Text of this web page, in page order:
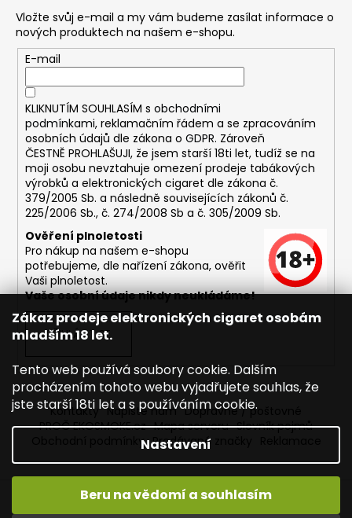
Zákaz prodeje elektronických cigaret osobám
mladším 18 let.
Tento web používá soubory cookie. Dalším
procházením tohoto webu vyjadřujete souhlas, že
jste starší 18ti let a s používáním cookie.
Nastavení
Beru na vědomí a souhlasím
169
Kč
Původně:
195
Kč
Vložte svůj e-mail a my vám budeme zasílat informace o
nových produktech na našem e-shopu.
E-mail
KLIKNUTÍM SOUHLASÍM s obchodními
podmínkami, reklamačním řádem a se zpracováním
osobních údajů dle zákona o GDPR. Zároveň
ČESTNĚ PROHLAŠUJI, že jsem starší 18ti let, tudíž se na
moji osobu nevztahuje omezení prodeje tabákových
výrobků a elektronických cigaret dle zákona č.
379/2005 Sb. a následně souvisejících zákonů č.
225/2006 Sb., č. 274/2008 Sb a č. 305/2009 Sb.
Ověření plnoletosti
Pro nákup na našem e-shopu
potřebujeme, dle nařízení zákona, ověřit
Vaši plnoletost.
Vaše osobní údaje nikdy neukládáme!
PŘIHLÁSIT SE
Kontakty Napište nám Dopravné / poštovné
PROČ EKOSMOKE.cz Mapa serveru Slovník pojmů
Obchodní podmínky Prodávané značky
Vytvořil Shoptet